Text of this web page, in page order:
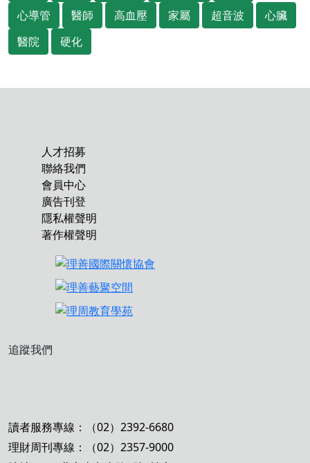
心導管
醫師 高血壓 家屬 超音波
心臟
醫院
硬化
人才招募
聯絡我們
會員中心
廣告刊登
隱私權聲明
著作權聲明
追蹤我們
讀者服務專線：（02）2392-6680
理財周刊專線：（02）2357-9000